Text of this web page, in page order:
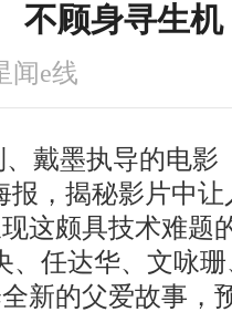
不顾身寻生机
闻e线
戴墨执导的电影
报，揭秘影片中
这颇具技术难题
、任达华、文咏
新的父爱故事，